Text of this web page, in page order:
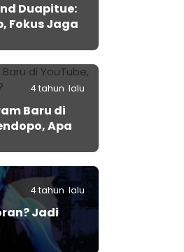
Duapitue:
Fokus Jaga
4 tahun lalu
Baru di
Apa
4 tahun lalu
Jadi